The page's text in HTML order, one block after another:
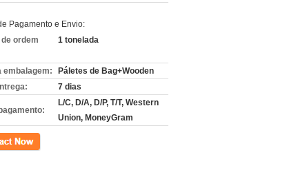
Pagamento e Envio:
ordem
1 tonelada
embalagem:
Páletes de Bag+Wooden
7 dias
L/C, D/A, D/P, T/T, Western
Union, MoneyGram